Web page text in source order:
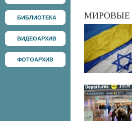
БИБЛИОТЕКА
ВИДЕОАРХИВ
ФОТОАРХИВ
МИРОВЫЕ